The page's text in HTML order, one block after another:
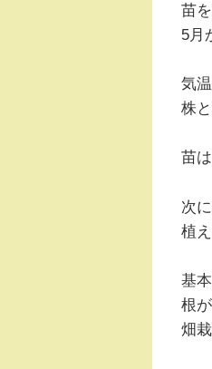
苗
5月
気
株
苗
次
植
基
根
畑